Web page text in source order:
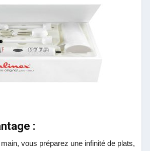
:
vous préparez une infinité de plats,